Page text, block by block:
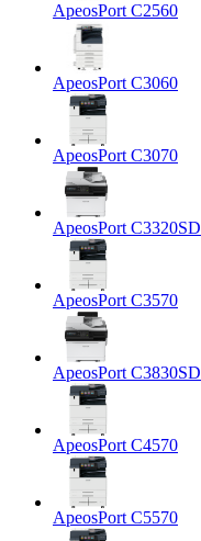
ApeosPort C2560
ApeosPort C3060
ApeosPort C3070
ApeosPort C3320SD
ApeosPort C3570
ApeosPort C3830SD
ApeosPort C4570
ApeosPort C5570